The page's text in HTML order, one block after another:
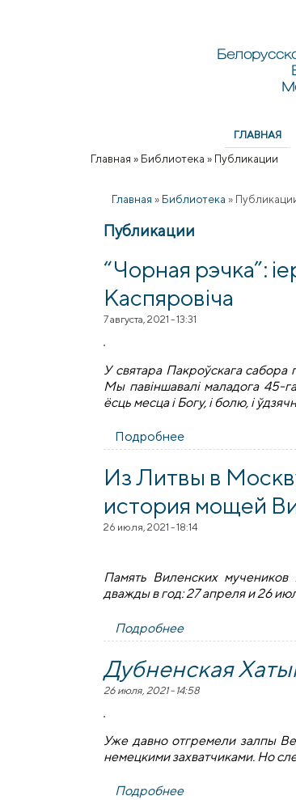
ГЛАВНАЯ
Главная » Библиотека » Публикации
Главная » Библиотека »
Публикации
“Чорная рэчка”:
Каспяровіча
7 августа, 2021 - 13:31
У святара Пакроўскага
Мы павіншавалі маладога 45-
ёсць месца і Богу, і болю, і
Подробнее
Из Литвы в
история мощей
26 июля, 2021 - 18:14
Память Виленских
дважды в год: 27 апреля и 26
Подробнеео Из Литвы в
Дубненская
26 июля, 2021 - 14:58
Уже давно отгремели залпы
немецкими захватчиками. Но
Подробнеео Дубненская